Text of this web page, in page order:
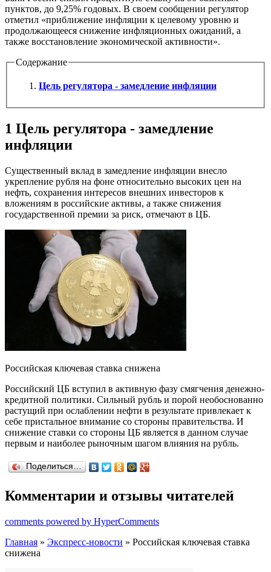
пунктов, до 9,25% годовых. В своем сообщении регулятор
отметил «приближение инфляции к целевому уровню и
продолжающееся снижение инфляционных ожиданий, а
также восстановление экономической активности».
Содержание
Цель регулятора - замедление инфляции
1 Цель регулятора - замедление
инфляции
Существенный вклад в замедление инфляции внесло
укрепление рубля на фоне относительно высоких цен на
нефть, сохранения интересов внешних инвесторов к
вложениям в российские активы, а также снижения
государственной премии за риск, отмечают в ЦБ.
Российская ключевая ставка снижена
Российский ЦБ вступил в активную фазу смягчения денежно-
кредитной политики. Сильный рубль и порой необоснованно
растущий при ослаблении нефти в результате привлекает к
себе пристальное внимание со стороны правительства. И
снижение ставки со стороны ЦБ является в данном случае
первым и наиболее рыночным шагом влияния на рубль.
Поделиться…
Комментарии и отзывы читателей
comments powered by HyperComments
Главная » Экспресс-новости » Российская ключевая ставка
снижена